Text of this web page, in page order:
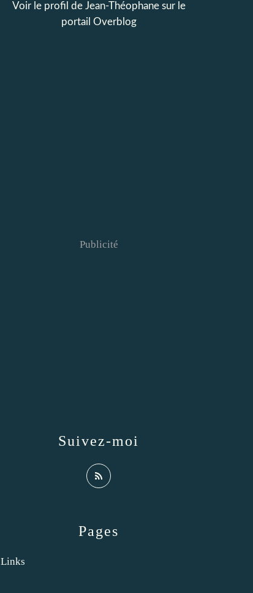
Pages
Links
Voir le profil de Jean-Théophanesur le
portail Overblog
Suivez-moi
Publicité